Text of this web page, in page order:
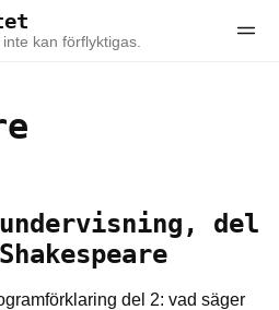
kan förflyktigas.
del
del 2: vad säger